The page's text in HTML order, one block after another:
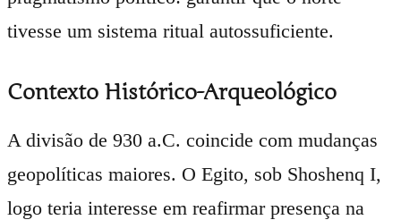
tivesse um sistema ritual autossuficiente.
Contexto Histórico-Arqueológico
A divisão de 930 a.C. coincide com mudanças
geopolíticas maiores. O Egito, sob Shoshenq I,
logo teria interesse em reafirmar presença na